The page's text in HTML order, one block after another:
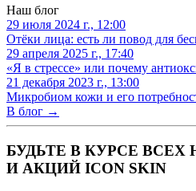
Наш блог
29 июля 2024 г., 12:00
Отёки лица: есть ли повод для
29 апреля 2025 г., 17:40
«Я в стрессе» или почему
21 декабря 2023 г., 13:00
Микробиом кожи и его
В блог →
БУДЬТЕ В КУРСЕ ВСЕХ
И АКЦИЙ ICON SKIN